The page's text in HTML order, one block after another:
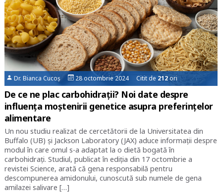
Dr. Bianca Cucoș 28 octombrie 2024 Citit de 212ori
De ce ne plac carbohidrații? Noi date despre
influența moștenirii genetice asupra preferințelor
alimentare
Un nou studiu realizat de cercetătorii de la Universitatea din
Buffalo (UB) și Jackson Laboratory (JAX) aduce informații despre
modul în care omul s-a adaptat la o dietă bogată în
carbohidrați. Studiul, publicat în ediția din 17 octombrie a
revistei Science, arată că gena responsabilă pentru
descompunerea amidonului, cunoscută sub numele de gena
amilazei salivare […]